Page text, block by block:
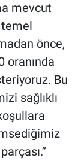
mevcut
önce,
oranında
Bu
sağlıklı